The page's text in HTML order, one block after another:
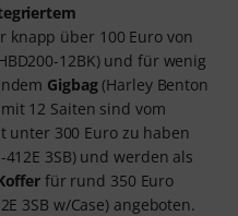
knapp über 100 Euro von
12BK) und für wenig
Gigbag(Harley Benton
mit 12 Saiten sind vom
unter 300 Euro zu haben
3SB) und werden als
für rund 350 Euro
3SB w/Case) angeboten.